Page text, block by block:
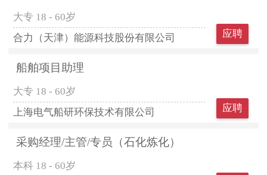
大专 18 - 60岁
合力（天津）能源科技股份有限公司
应聘
船舶项目助理
大专 18 - 60岁
上海电气船研环保技术有限公司
应聘
采购经理/主管/专员（石化炼化）
本科 18 - 60岁